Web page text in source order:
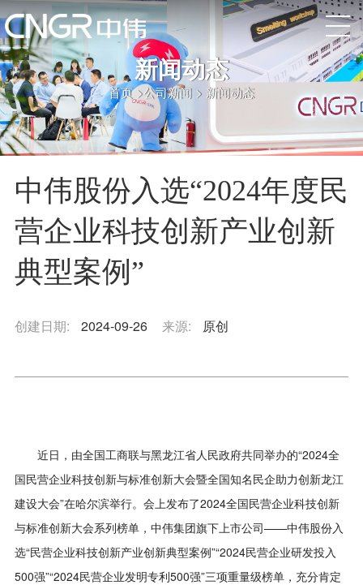
新闻动态
首页>公司新闻 > 新闻动态
中伟股份入选“2024年度民
营企业科技创新产业创新
典型案例”
创建日期: 2024-09-26 来源: 原创
近日，由全国工商联与黑龙江省人民政府共同举办的“2024全
国民营企业科技创新与标准创新大会暨全国知名民企助力创新龙江
建设大会”在哈尔滨举行。会上发布了2024全国民营企业科技创新
与标准创新大会系列榜单，中伟集团旗下上市公司——中伟股份入
选“民营企业科技创新产业创新典型案例”“2024民营企业研发投入
500强”“2024民营企业发明专利500强”三项重量级榜单，充分肯定